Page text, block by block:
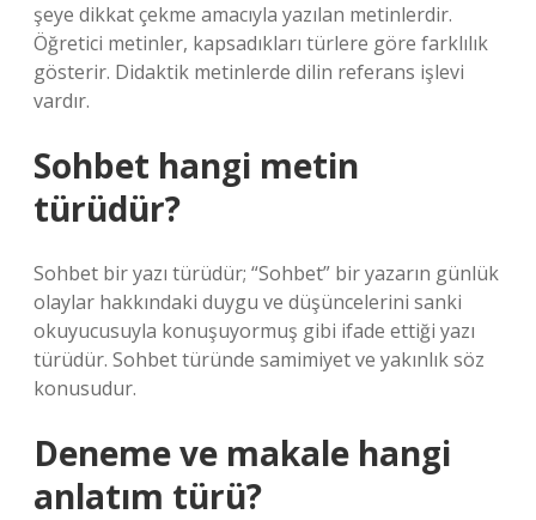
şeye dikkat çekme amacıyla yazılan metinlerdir.
Öğretici metinler, kapsadıkları türlere göre farklılık
gösterir. Didaktik metinlerde dilin referans işlevi
vardır.
Sohbet hangi metin
türüdür?
Sohbet bir yazı türüdür; “Sohbet” bir yazarın günlük
olaylar hakkındaki duygu ve düşüncelerini sanki
okuyucusuyla konuşuyormuş gibi ifade ettiği yazı
türüdür. Sohbet türünde samimiyet ve yakınlık söz
konusudur.
Deneme ve makale hangi
anlatım türü?